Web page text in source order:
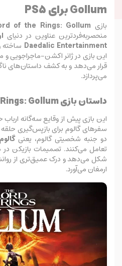
Gollum برای PS5
بازی of the Rings: Gollum
منحصربه‌فردترین عناوین در دنیای
Daedalic Entertainment ساخته
این بازی در ژانر اکشن-ماجراجویی
قرار می‌دهد و به کشف داستان‌های
می‌پردازد.
داستان بازی The Lord of the Rings: Gollum
این بازی پیش از وقایع سه‌گانه
سفرهای گالوم برای بازپس‌گیری حلقه
دو جنبه شخصیتی گالوم، یعنی
تعامل می‌کنند. تصمیمات بازیکن
شکل می‌دهد و درک عمیق‌تری از
ارمغان می‌آورد.